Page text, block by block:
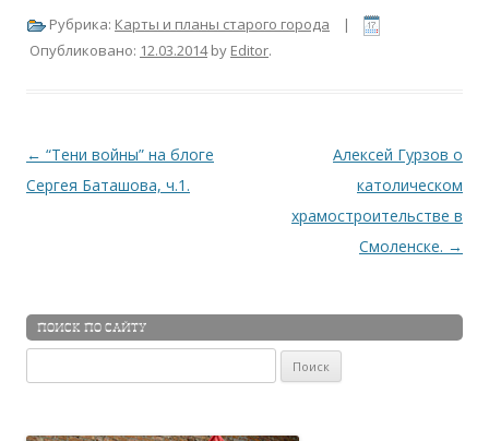
Рубрика: Карты и планы старого города |
Опубликовано: 12.03.2014by Editor.
Навигация по записям
← “Тени войны” на блоге
Сергея Баташова, ч.1.
Алексей Гурзов о
католическом
храмостроительстве в
Смоленске. →
ПОИСК ПО САЙТУ